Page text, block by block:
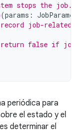
stops the job.
(params :
job-related
false if job
periódica para
el estado y el
determinar el